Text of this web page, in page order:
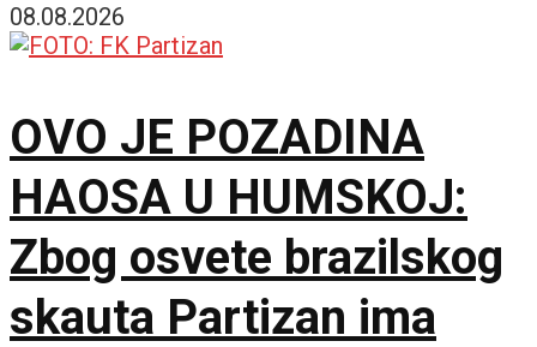
08.08.2026
OVO JE POZADINA
HAOSA U HUMSKOJ:
Zbog osvete brazilskog
skauta Partizan ima